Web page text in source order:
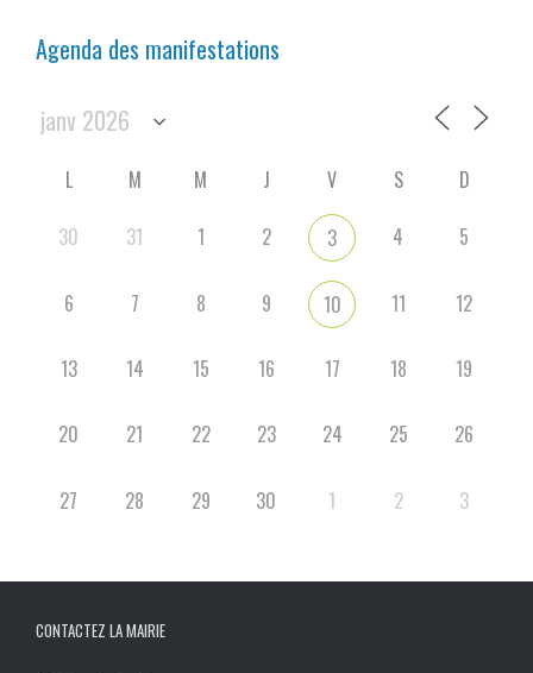
Agenda des manifestations
L M M J V S
D
30
31 1 2 3 4 5
6 7 8 9 10 11 12
13 14 15 16 17 18 19
20 21 22 23 24 25 26
27 28 29 30 1 2 3
CONTACTEZ LA MAIRIE